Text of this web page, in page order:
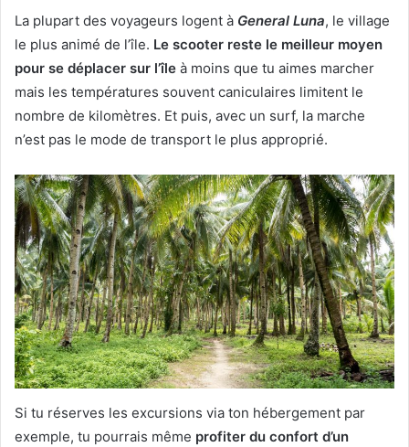
La plupart des voyageurs logent à General Luna, le village
le plus animé de l’île. Le scooter reste le meilleur moyen
pour se déplacer sur l’île à moins que tu aimes marcher
mais les températures souvent caniculaires limitent le
nombre de kilomètres. Et puis, avec un surf, la marche
n’est pas le mode de transport le plus approprié.
Si tu réserves les excursions via ton hébergement par
exemple, tu pourrais même profiter du confort d’un